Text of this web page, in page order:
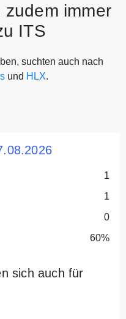
immer
ITS
suchten auch nach
und HLX.
1
1
0
60%
sich auch für